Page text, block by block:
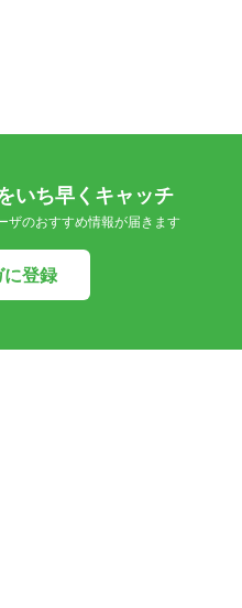
いち早くキャッチ
ザのおすすめ情報が届きます
に登録